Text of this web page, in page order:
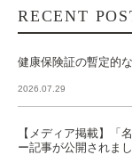
RECENT
健康保険証の暫定的
2026.07.29
【メディア掲載】「
ー記事が公開されま